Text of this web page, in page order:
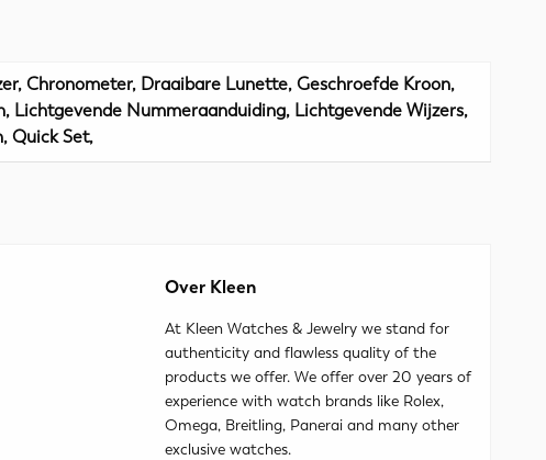
Chronometer, Draaibare Lunette, Geschroefde Kroon,
Lichtgevende Nummeraanduiding, Lichtgevende Wijzers,
Quick Set,
Over Kleen
At Kleen Watches & Jewelry we stand for
authenticity and flawless quality of the
products we offer. We offer over 20 years of
experience with watch brands like Rolex,
Omega, Breitling, Panerai and many other
exclusive watches.